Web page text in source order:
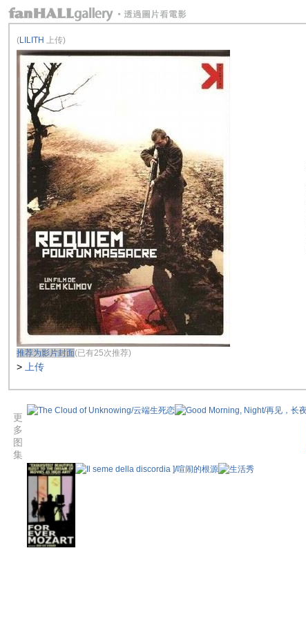
(LILITH 上传)
推荐为影片封面(已有25次推荐)
> 上传
更
多
图
集